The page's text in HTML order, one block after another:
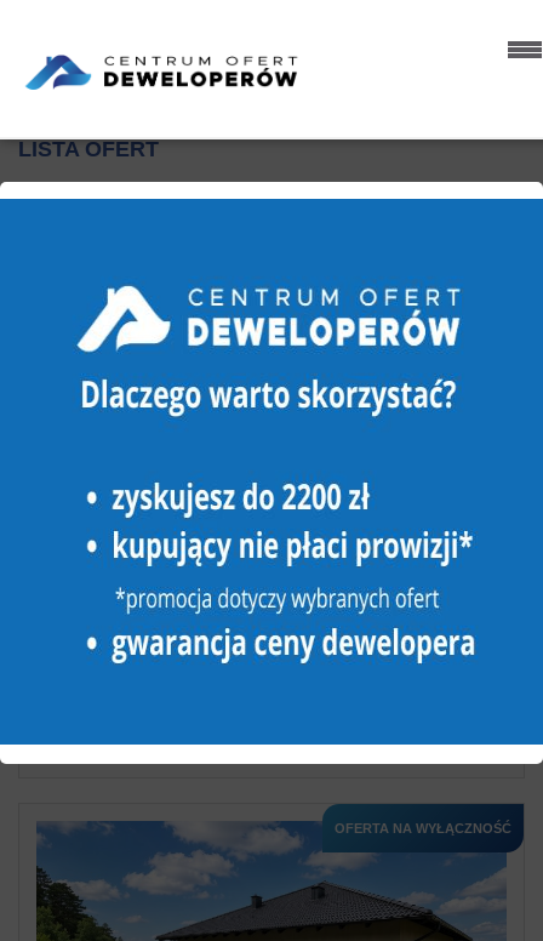
LISTA OFERT
6 OFERT
DOM NA SPRZEDAŻ
398 000 zł
OFERTA NA WYŁĄCZNOŚĆ